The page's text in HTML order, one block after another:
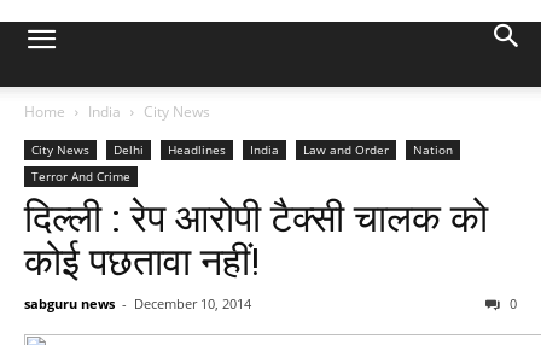
Home India City News
City News Delhi Headlines India Law and Order
Nation
Terror And Crime
दिल्ली : रेप आरोपी टैक्सी चालक को
कोई पछतावा नहीं!
sabguru news - December 10, 2014 0